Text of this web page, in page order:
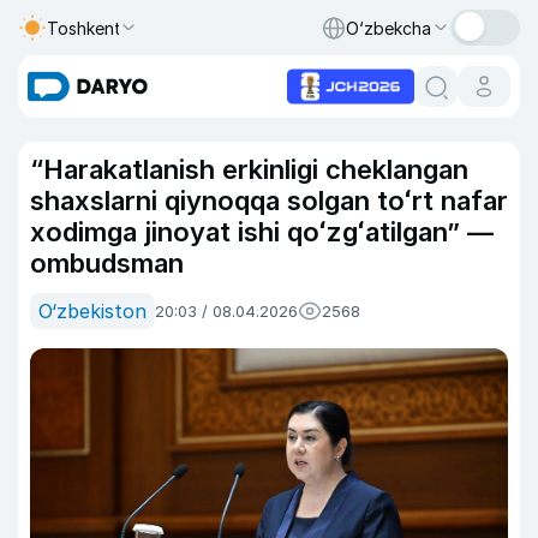
Toshkent O‘zbekcha
“Harakatlanish erkinligi cheklangan
shaxslarni qiynoqqa solgan toʻrt nafar
xodimga jinoyat ishi qoʻzgʻatilgan” —
ombudsman
O‘zbekiston 20:03 / 08.04.2026 2568